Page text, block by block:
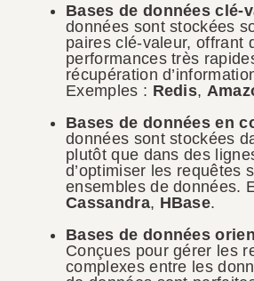
Bases de données clé-
données sont stockées
paires clé-valeur, offrant
performances très
récupération
Exemples : Redis,
Bases de données en
données sont stockées
plutôt que dans des
d’optimiser les requêtes
ensembles de données.
Cassandra, HBase.
Bases de données
Conçues pour gérer les
complexes entre les